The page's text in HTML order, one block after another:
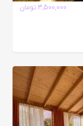
3,500,000 تومان